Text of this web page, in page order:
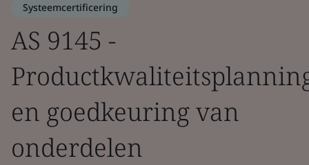
Systeemcertificering
AS 9145 -
en goedkeuring van
onderdelen